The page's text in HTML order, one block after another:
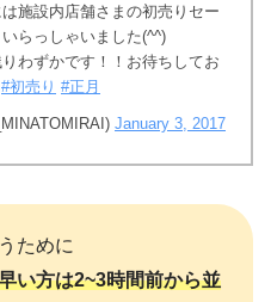
施設内店舗さまの初売りセー
らっしゃいました(^^)
わずかです！！お待ちしてお
#初売り #正月
January 3, 2017
ために
い方は2~3時間前から並